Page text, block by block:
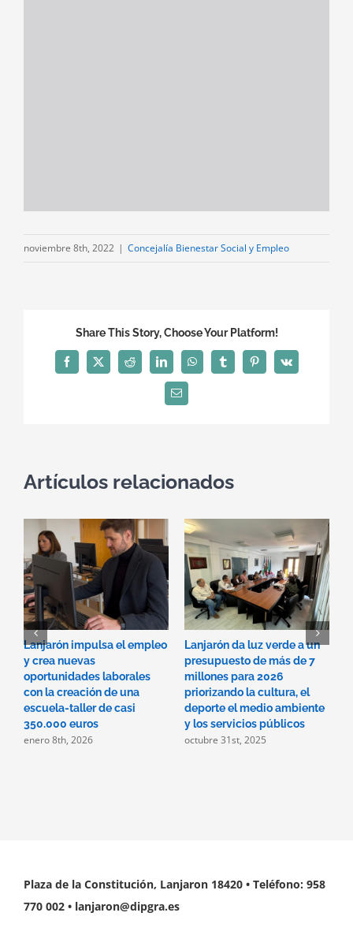
noviembre 8th, 2022 | Concejalía Bienestar Social y Empleo
Share This Story, Choose Your Platform!
Facebook
X Reddit LinkedInWhatsAppTumblrPinterest
Vk
Correo
electrónico
Artículos relacionados
Lanjarón impulsa el empleo
y crea nuevas
oportunidades laborales
con la creación de una
escuela-taller de casi
350.000 euros
enero 8th, 2026
Lanjarón da luz verde a un
presupuesto de más de 7
millones para 2026
priorizando la cultura, el
deporte el medio ambiente
y los servicios públicos
octubre 31st, 2025
Plaza de la Constitución, Lanjaron 18420 • Teléfono: 958
770 002 • lanjaron@dipgra.es